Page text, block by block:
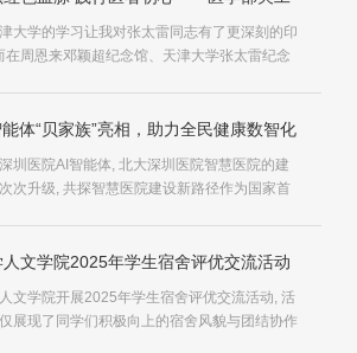
题活动
大学的学习让我对张太雷同志有了更深刻的印
在周恩来邓颖超纪念馆、天津大学张太雷纪念
体“贝家族”亮相，助力全民健康数智化
圳医院AI智能体, 北大深圳医院智慧医院的建
次升级, 共探智慧医院建设新路径作为国家首
人文学院2025年学生宿舍评优交流活动
文学院开展2025年学生宿舍评优交流活动, 活
展现了同学们积极向上的宿舍风貌与团结协作